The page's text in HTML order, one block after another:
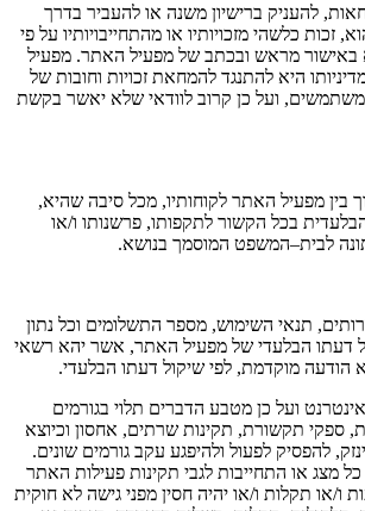
, להעניק ברישיון משנה או להעביר בדרך
, זכות כלשהי מזכויותיו או מהתחייבויותיו על פי
באישור מראש ובכתב של מפעיל האתר. מפעיל
היא להתנגד להמחאת זכויות וחובות של
, ועל כן קרוב לוודאי שלא יאשר בקשת
בין מפעיל האתר לקוחותיו, מכל סיבה שהיא,
בכל הקשור לתקפותו, פרשנותו ו/או
לבית–המשפט המוסמך בנושא.
, תנאי השימוש, מספר התשלומים וכל נתון
דעתו הבלעדי של מפעיל האתר, אשר יהא רשאי
הודעה מוקדמת, לפי שיקול דעתו הבלעדי.
ועל כן מטבע הדברים תלוי בגורמים
, ספקי תקשורת, תקינות שרתים, אחסון וכיוצא
, להפסיק לפעול ולהיפגע עקב גורמים שונים.
מצג או התחייבות לגבי תקינות פעילות האתר
ו/או תקלות ו/או יהיה חסין מפני גישה לא חוקית